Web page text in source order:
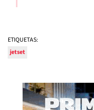
ETIQUETAS:
jetset